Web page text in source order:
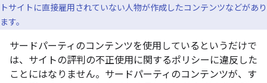
トサイトに直接雇用されていない人物が作成したコンテンツなどがあり
ます。
サードパーティのコンテンツを使用しているというだけで
は、サイトの評判の不正使用に関するポリシーに違反した
ことにはなりません。サードパーティのコンテンツが、す